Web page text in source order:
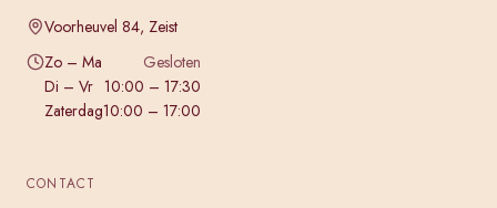
Voorheuvel 84, Zeist
Zo – Ma
Gesloten
Di – Vr 10:00 – 17:30
Zaterdag10:00 – 17:00
CONTACT